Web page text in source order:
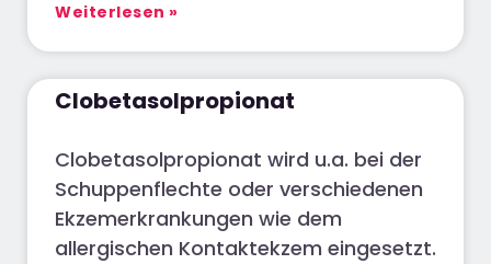
Weiterlesen »
Clobetasolpropionat
Clobetasolpropionat wird u.a. bei der
Schuppenflechte oder verschiedenen
Ekzemerkrankungen wie dem
allergischen Kontaktekzem eingesetzt.